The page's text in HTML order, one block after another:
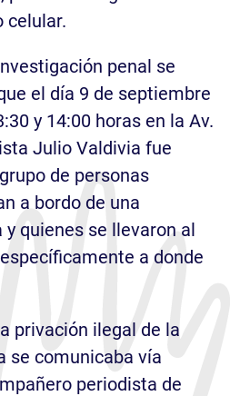
celular.
penal se
el día 9 de septiembre
y 14:00 horas en la Av.
Julio Valdivia fue
de personas
a bordo de una
quienes se llevaron al
a donde
privación ilegal de la
se comunicaba vía
periodista de